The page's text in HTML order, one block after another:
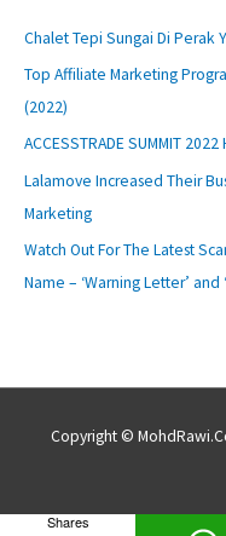
Chalet Tepi Sungai Di Perak
Top Affiliate Marketing
(2022)
ACCESSTRADE SUMMIT 2022
Lalamove Increased Their
Marketing
Watch Out For The Latest
Name – ‘Warning Letter’
Copyright ©
Shares